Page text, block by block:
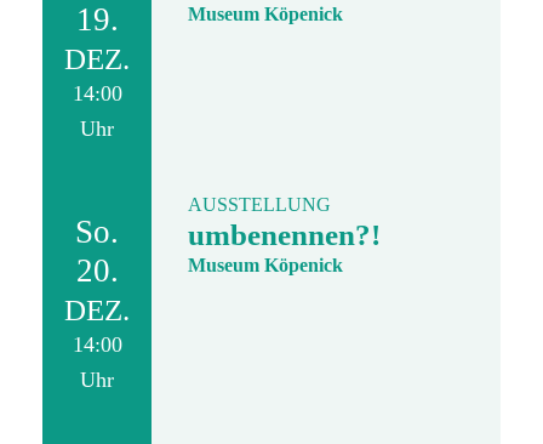
19.
DEZ.
14:00
Uhr
Museum Köpenick
So.
20.
DEZ.
14:00
Uhr
AUSSTELLUNG
umbenennen?!
Museum Köpenick